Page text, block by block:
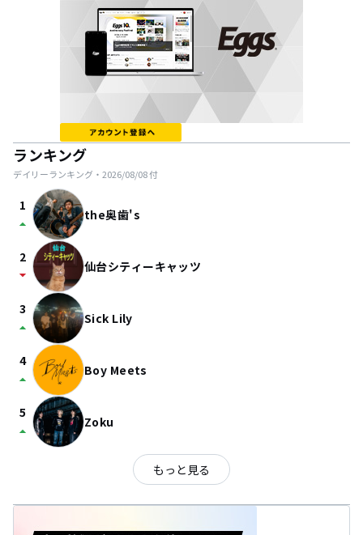
ランキング
デイリーランキング・ 2026/08/08付
1
arrow_drop_up the奥歯's
2
arrow_drop_down 仙台シティーキャッツ
3
arrow_drop_up Sick Lily
4
arrow_drop_up Boy Meets
5
arrow_drop_up Zoku
もっと見る